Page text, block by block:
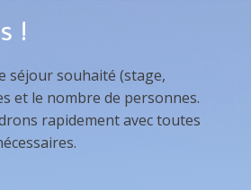
!
séjour souhaité (stage,
et le nombre de personnes.
rapidement avec toutes